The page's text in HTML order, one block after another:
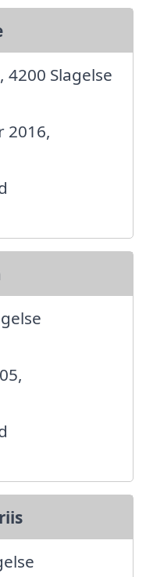
Slagelse
2016,